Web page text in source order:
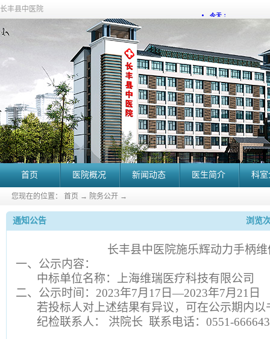
长丰县中医院
首页 医院概况 新闻动态 医生简介 科
您现在的位置： 首页 → 院务公开 →
通知公告 浏览
长丰县中医院施乐辉动力手柄
一、公示内容：
中标单位名称：上海维瑞医疗科技有限公司
二、公示时间：2023年7月17日—2023年7月21日
若投标人对上述结果有异议，可在公示期内
纪检联系人： 洪院长 联系电话：0551-